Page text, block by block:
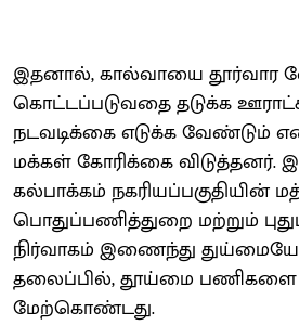
இதனால், கால்வாயை தூர்வார
கொட்டப்படுவதை தடுக்க
நடவடிக்கை எடுக்க வேண்டும் என
மக்கள் கோரிக்கை விடுத்தனர்.
கல்பாக்கம் நகரியப்பகுதியின்
பொதுப்பணித்துறை மற்றும்
நிர்வாகம் இணைந்து
தலைப்பில், தூய்மை
மேற்கொண்டது.